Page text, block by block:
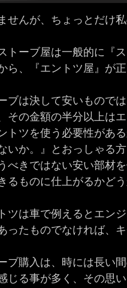
せんが、ちょっとだけ
トーブ屋は一般的に『
ら、『エントツ屋』が
ブは決して安いもので
その金額の半分以上は
トツを使う必要性があ
いか。』とおっしゃる
べきではない安い部材
るものに仕上がるかど
ツは車で例えるとエン
ったものでなければ、
ブ購入は、時には長い
じる事が多く、その思